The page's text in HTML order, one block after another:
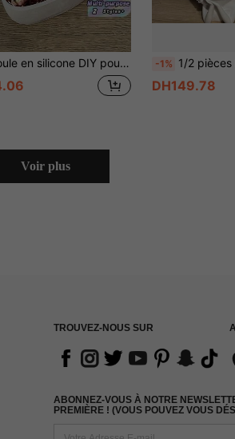
bateau de bougie en béton, moule elliptique en ciment, argile, plâtre pour pot de fleurs, plateau de rangement, moule en silicone pour tasse de bougie, moule pour gouttes de résine époxy -1% 1/2 pièces Moule en silicone - Moule de vase pour petite fille, Pot de
DH149.78
Voir plus
TROUVEZ-NOUS SUR
ABONNEZ-VOUS À NOTRE
PREMIÈRE ! (VOUS POUVEZ VOUS